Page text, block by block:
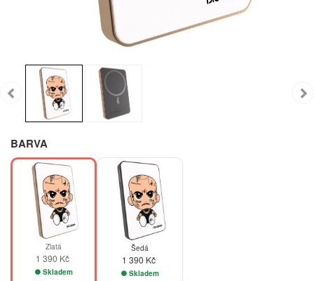
BARVA
Zlatá
1 390 Kč
Skladem
Šedá
1 390 Kč
Skladem